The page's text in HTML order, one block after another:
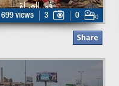
في العراق
15 Jun 2014
699 views 3 0